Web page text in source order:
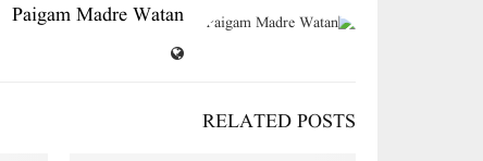
Paigam Madre Watan
RELATED POSTS